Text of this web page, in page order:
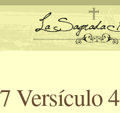
Versículo 4